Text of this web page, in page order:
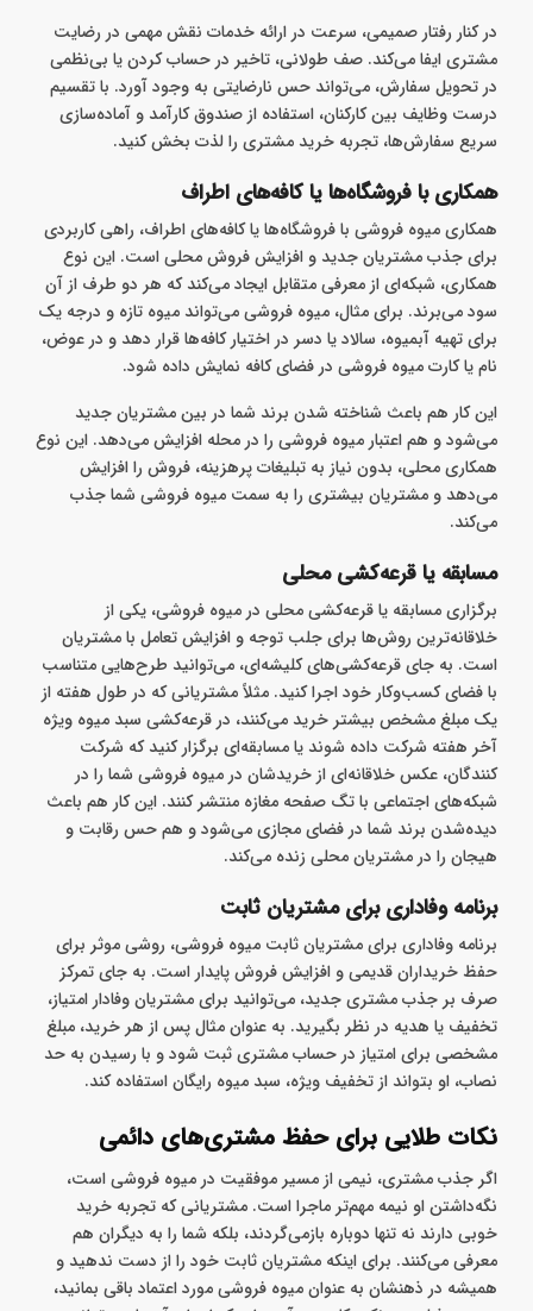
در کنار رفتار صمیمی، سرعت در ارائه خدمات نقش مهمی در رضایت
مشتری ایفا می‌کند. صف طولانی، تاخیر در حساب‌ کردن یا بی‌نظمی
در تحویل سفارش، می‌تواند حس نارضایتی به وجود آورد. با تقسیم
درست وظایف بین کارکنان، استفاده از صندوق کارآمد و آماده‌سازی
سریع سفارش‌ها، تجربه خرید مشتری را لذت‌ بخش کنید.
همکاری با فروشگاه‌ها یا کافه‌های اطراف
همکاری میوه فروشی با فروشگاه‌ها یا کافه‌های اطراف، راهی کاربردی
برای جذب مشتریان جدید و افزایش فروش محلی است. این نوع
همکاری، شبکه‌ای از معرفی متقابل ایجاد می‌کند که هر دو طرف از آن
سود می‌برند. برای مثال، میوه فروشی می‌تواند میوه تازه و درجه ‌یک
برای تهیه آبمیوه، سالاد یا دسر در اختیار کافه‌ها قرار دهد و در عوض،
نام یا کارت میوه فروشی در فضای کافه نمایش داده شود.
این کار هم باعث شناخته شدن برند شما در بین مشتریان جدید
می‌شود و هم اعتبار میوه فروشی را در محله افزایش می‌دهد. این نوع
همکاری محلی، بدون نیاز به تبلیغات پرهزینه، فروش را افزایش
می‌دهد و مشتریان بیشتری را به سمت میوه فروشی شما جذب
می‌کند.
مسابقه یا قرعه‌کشی محلی
برگزاری مسابقه یا قرعه‌کشی محلی در میوه فروشی، یکی از
خلاقانه‌ترین روش‌ها برای جلب توجه و افزایش تعامل با مشتریان
است. به‌ جای قرعه‌کشی‌های کلیشه‌ای، می‌توانید طرح‌هایی متناسب
با فضای کسب‌وکار خود اجرا کنید. مثلاً مشتریانی که در طول هفته از
یک مبلغ مشخص بیشتر خرید می‌کنند، در قرعه‌کشی سبد میوه ویژه
آخر هفته شرکت داده شوند یا مسابقه‌ای برگزار کنید که شرکت‌
کنندگان، عکس خلاقانه‌ای از خریدشان در میوه فروشی شما را در
شبکه‌های اجتماعی با تگ صفحه مغازه منتشر کنند. این کار هم باعث
دیده‌شدن برند شما در فضای مجازی می‌شود و هم حس رقابت و
هیجان را در مشتریان محلی زنده می‌کند.
برنامه وفاداری برای مشتریان ثابت
برنامه وفاداری برای مشتریان ثابت میوه فروشی، روشی موثر برای
حفظ خریداران قدیمی و افزایش فروش پایدار است. به ‌جای تمرکز
صرف بر جذب مشتری جدید، می‌توانید برای مشتریان وفادار امتیاز،
تخفیف یا هدیه در نظر بگیرید. به عنوان مثال پس از هر خرید، مبلغ
مشخصی برای امتیاز در حساب مشتری ثبت شود و با رسیدن به حد
نصاب، او بتواند از تخفیف ویژه، سبد میوه رایگان استفاده کند.
نکات طلایی برای حفظ مشتری‌های دائمی
اگر جذب مشتری، نیمی از مسیر موفقیت در میوه فروشی است،
نگه‌داشتن او نیمه‌ مهم‌تر ماجرا است. مشتریانی که تجربه خرید
خوبی دارند نه ‌تنها دوباره بازمی‌گردند، بلکه شما را به دیگران هم
معرفی می‌کنند. برای اینکه مشتریان ثابت خود را از دست ندهید و
همیشه در ذهنشان به ‌عنوان میوه فروشی مورد اعتماد باقی بمانید،